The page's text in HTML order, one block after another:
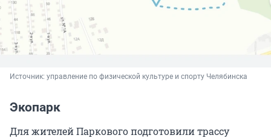
Источник: управление по физической культуре и спорту Челябинска
Экопарк
Для жителей Паркового подготовили трассу